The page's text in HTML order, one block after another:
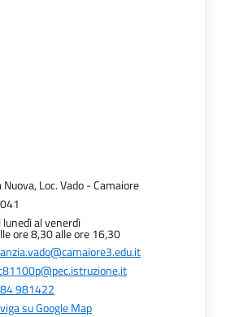
Nuova, Loc. Vado - Camaiore
lunedì al venerdì
ore 8,30 alle ore 16,30
981422
su Google Map